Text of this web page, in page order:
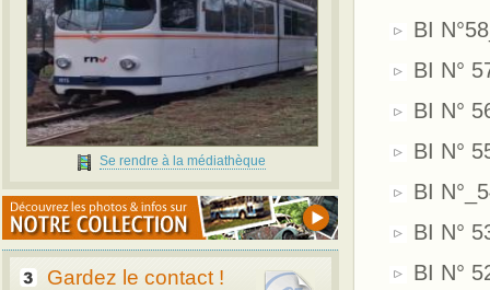
Se rendre à la médiathèque
Gardez le contact !
BI
BI N°
BI N°
BI N°
BI
BI N°
BI N°